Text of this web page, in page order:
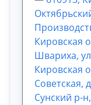
Кировская
Швариха,
Кировская
Советская,
Сунский р-